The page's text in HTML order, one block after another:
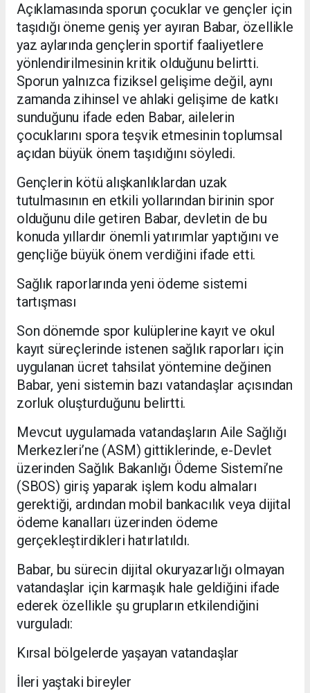
Açıklamasında sporun çocuklar ve gençler için
taşıdığı öneme geniş yer ayıran Babar, özellikle
yaz aylarında gençlerin sportif faaliyetlere
yönlendirilmesinin kritik olduğunu belirtti.
Sporun yalnızca fiziksel gelişime değil, aynı
zamanda zihinsel ve ahlaki gelişime de katkı
sunduğunu ifade eden Babar, ailelerin
çocuklarını spora teşvik etmesinin toplumsal
açıdan büyük önem taşıdığını söyledi.
Gençlerin kötü alışkanlıklardan uzak
tutulmasının en etkili yollarından birinin spor
olduğunu dile getiren Babar, devletin de bu
konuda yıllardır önemli yatırımlar yaptığını ve
gençliğe büyük önem verdiğini ifade etti.
Sağlık raporlarında yeni ödeme sistemi
tartışması
Son dönemde spor kulüplerine kayıt ve okul
kayıt süreçlerinde istenen sağlık raporları için
uygulanan ücret tahsilat yöntemine değinen
Babar, yeni sistemin bazı vatandaşlar açısından
zorluk oluşturduğunu belirtti.
Mevcut uygulamada vatandaşların Aile Sağlığı
Merkezleri’ne (ASM) gittiklerinde, e-Devlet
üzerinden Sağlık Bakanlığı Ödeme Sistemi’ne
(SBOS) giriş yaparak işlem kodu almaları
gerektiği, ardından mobil bankacılık veya dijital
ödeme kanalları üzerinden ödeme
gerçekleştirdikleri hatırlatıldı.
Babar, bu sürecin dijital okuryazarlığı olmayan
vatandaşlar için karmaşık hale geldiğini ifade
ederek özellikle şu grupların etkilendiğini
vurguladı:
Kırsal bölgelerde yaşayan vatandaşlar
İleri yaştaki bireyler